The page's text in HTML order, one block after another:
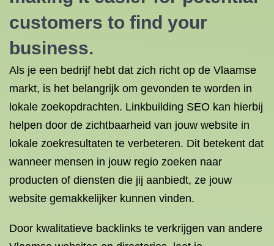
customers to find your
business.
Als je een bedrijf hebt dat zich richt op de Vlaamse
markt, is het belangrijk om gevonden te worden in
lokale zoekopdrachten. Linkbuilding SEO kan hierbij
helpen door de zichtbaarheid van jouw website in
lokale zoekresultaten te verbeteren. Dit betekent dat
wanneer mensen in jouw regio zoeken naar
producten of diensten die jij aanbiedt, ze jouw
website gemakkelijker kunnen vinden.
Door kwalitatieve backlinks te verkrijgen van andere